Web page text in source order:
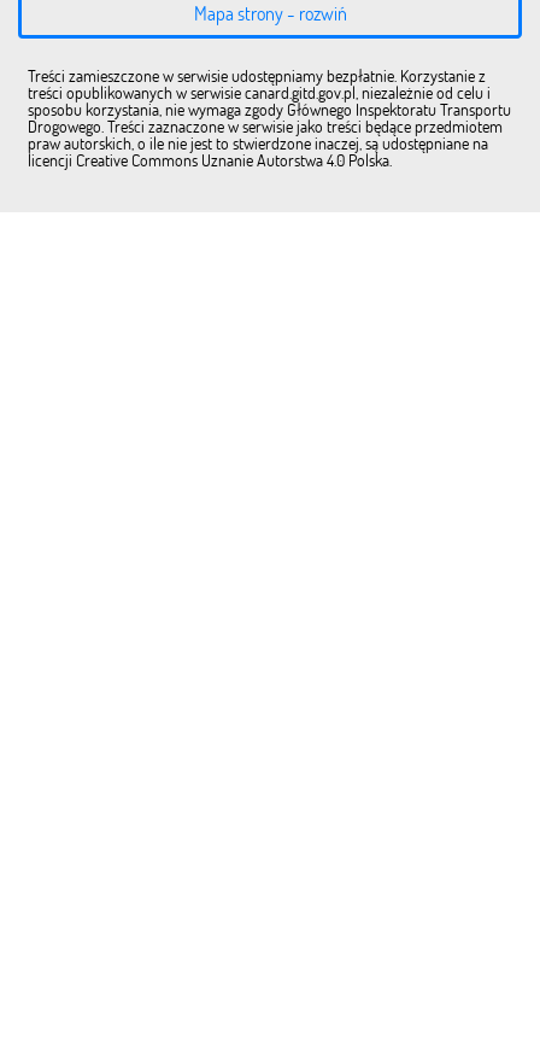
Mapa strony - rozwiń
Treści zamieszczone w serwisie udostępniamy bezpłatnie. Korzystanie z
treści opublikowanych w serwisie canard.gitd.gov.pl, niezależnie od celu i
sposobu korzystania, nie wymaga zgody Głównego Inspektoratu Transportu
Drogowego. Treści zaznaczone w serwisie jako treści będące przedmiotem
praw autorskich, o ile nie jest to stwierdzone inaczej, są udostępniane na
licencji Creative Commons Uznanie Autorstwa 4.0 Polska.